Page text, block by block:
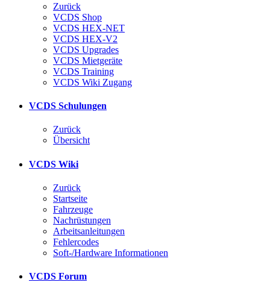
Zurück
VCDS Shop
VCDS HEX-NET
VCDS HEX-V2
VCDS Upgrades
VCDS Mietgeräte
VCDS Training
VCDS Wiki Zugang
VCDS Schulungen
Zurück
Übersicht
VCDS Wiki
Zurück
Startseite
Fahrzeuge
Nachrüstungen
Arbeitsanleitungen
Fehlercodes
Soft-/Hardware Informationen
VCDS Forum